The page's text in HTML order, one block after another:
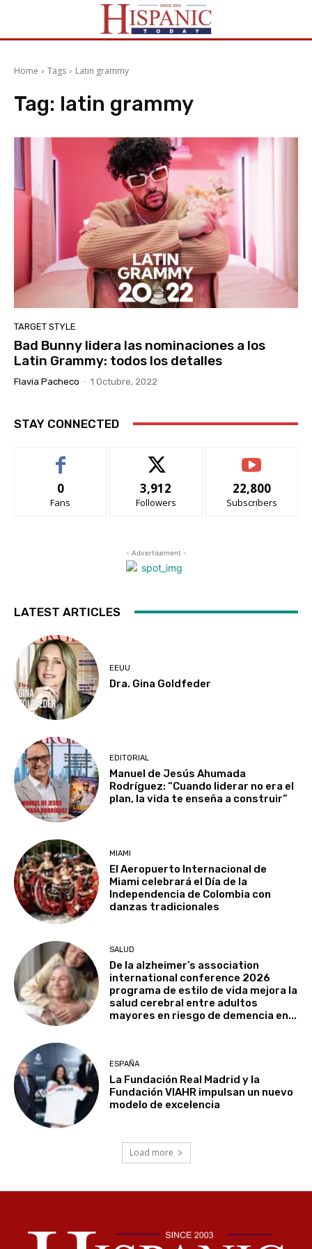
Home Tags Latin grammy
Tag: latin grammy
TARGET STYLE
Bad Bunny lidera las nominaciones a los
Latin Grammy: todos los detalles
Flavia Pacheco - 1 Octubre, 2022
STAY CONNECTED
0
Fans
3,912
Followers
22,800
Subscribers
- Advertisement -
LATEST ARTICLES
EEUU
Dra. Gina Goldfeder
EDITORIAL
Manuel de Jesús Ahumada
Rodríguez: “Cuando liderar no era el
plan, la vida te enseña a construir”
MIAMI
El Aeropuerto Internacional de
Miami celebrará el Día de la
Independencia de Colombia con
danzas tradicionales
SALUD
De la alzheimer’s association
international conference 2026
programa de estilo de vida mejora la
salud cerebral entre adultos
mayores en riesgo de demencia en...
ESPAÑA
La Fundación Real Madrid y la
Fundación VIAHR impulsan un nuevo
modelo de excelencia
Load more